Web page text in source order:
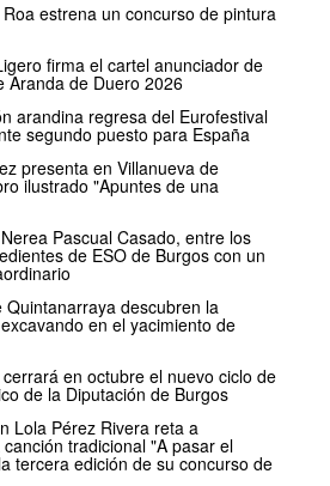
estrena un concurso de pintura
firma el cartel anunciador de
Aranda de Duero 2026
arandina regresa del Eurofestival
segundo puesto para España
presenta en Villanueva de
ilustrado "Apuntes de una
Pascual Casado, entre los
de ESO de Burgos con un
Quintanarraya descubren la
en el yacimiento de
en octubre el nuevo ciclo de
de la Diputación de Burgos
Lola Pérez Rivera reta a
tradicional "A pasar el
tercera edición de su concurso de